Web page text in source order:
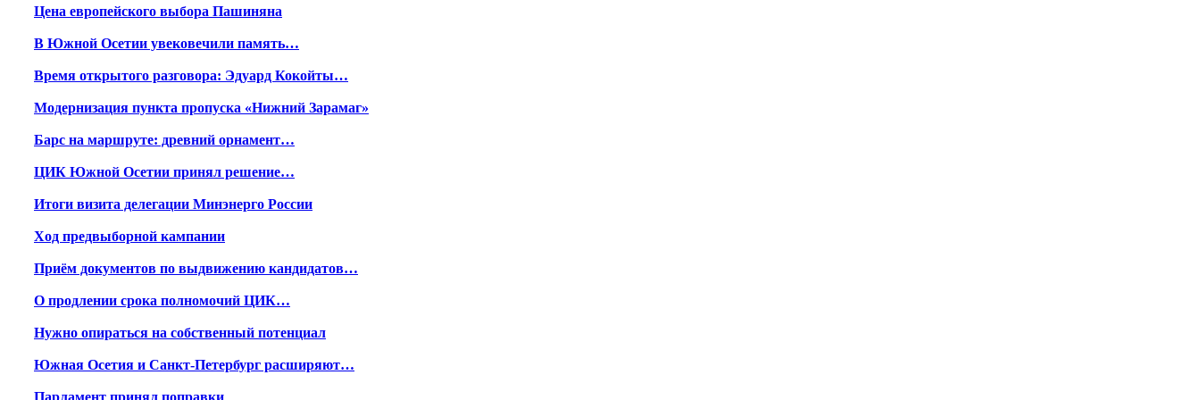
Цена европейского выбора Пашиняна
В Южной Осетии увековечили память…
Время открытого разговора: Эдуард Кокойты…
Модернизация пункта пропуска «Нижний Зарамаг»
Барс на маршруте: древний орнамент…
ЦИК Южной Осетии принял решение…
Итоги визита делегации Минэнерго России
Ход предвыборной кампании
Приём документов по выдвижению кандидатов…
О продлении срока полномочий ЦИК…
Нужно опираться на собственный потенциал
Южная Осетия и Санкт-Петербург расширяют…